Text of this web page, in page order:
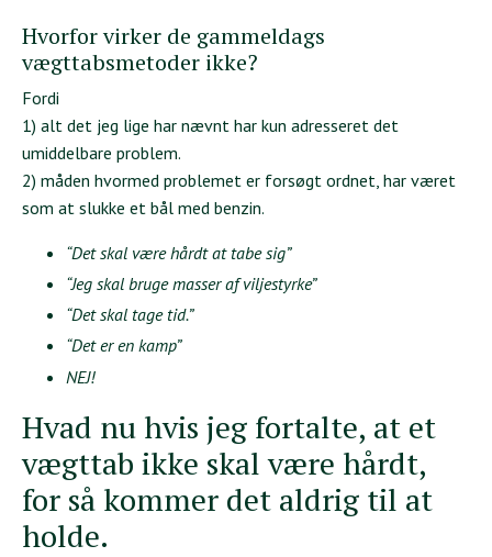
Hvorfor virker de gammeldags
vægttabsmetoder ikke?
Fordi
1) alt det jeg lige har nævnt har kun adresseret det
umiddelbare problem.
2) måden hvormed problemet er forsøgt ordnet, har været
som at slukke et bål med benzin.
“Det skal være hårdt at tabe sig”
“Jeg skal bruge masser af viljestyrke”
“Det skal tage tid.”
“Det er en kamp”
NEJ!
Hvad nu hvis jeg fortalte, at et
vægttab ikke skal være hårdt,
for så kommer det aldrig til at
holde.